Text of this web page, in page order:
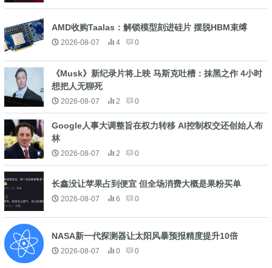
AMD收购Taalas：解锁模型刻进硅片 摆脱HBM束缚
2026-08-07 4 0
《Musk》新纪录片将上映 马斯克吐槽：抹黑之作 4小时
想把人无聊死
2026-08-07 2 0
Google人事大调整旨在权力转移 AI控制权交还创始人布
林
2026-08-07 2 0
长鑫没让苹果占到便宜 但全场消费大概是果粉买单
2026-08-07 6 0
NASA新一代探测器让太阳风暴预报精度提升10倍
2026-08-07 0 0